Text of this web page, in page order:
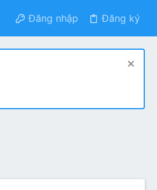
Đăng nhập Đăng ký